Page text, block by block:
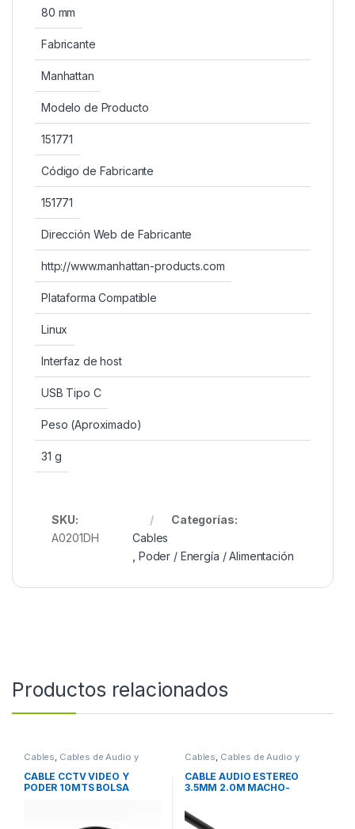
80 mm
Fabricante
Manhattan
Modelo de Producto
151771
Código de Fabricante
151771
Dirección Web de Fabricante
http://www.manhattan-products.com
Plataforma Compatible
Linux
Interfaz de host
USB Tipo C
Peso (Aproximado)
31 g
SKU:
A0201DH
Categorías:
Cables
Poder / Energía / Alimentación
Productos relacionados
Cables Cables de Audio y
CABLE CCTV VIDEO Y
PODER 10MTS BOLSA
Cables Cables de Audio y
CABLE AUDIO ESTEREO
3.5MM 2.0M MACHO-